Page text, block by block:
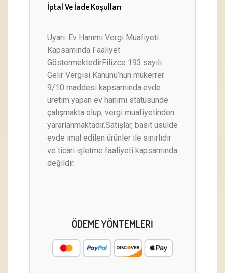
İptal Ve İade Koşulları
Uyarı: Ev Hanımı Vergi Muafiyeti
Kapsamında Faaliyet
GöstermektedirFilizce 193 sayılı
Gelir Vergisi Kanunu’nun mükerrer
9/10 maddesi kapsamında evde
üretim yapan ev hanımı statüsünde
çalışmakta olup, vergi muafiyetinden
yararlanmaktadır.Satışlar, basit usulde
evde imal edilen ürünler ile sınırlıdır
ve ticari işletme faaliyeti kapsamında
değildir.
ÖDEME YÖNTEMLERI